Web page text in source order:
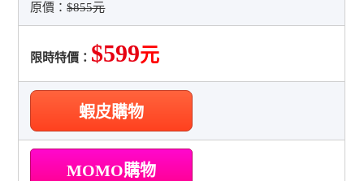
原價：$855元
限時特價： $599元
蝦皮購物
MOMO購物